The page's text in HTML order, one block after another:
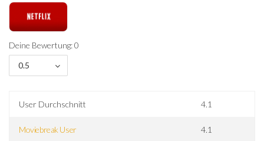
Deine Bewertung: 0
0.5
User Durchschnitt 4.1
Moviebreak User 4.1